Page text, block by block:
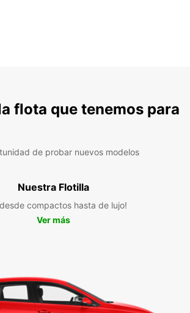
flota que tenemos para
de probar nuevos modelos
Nuestra Flotilla
desde compactos hasta de lujo!
Ver más